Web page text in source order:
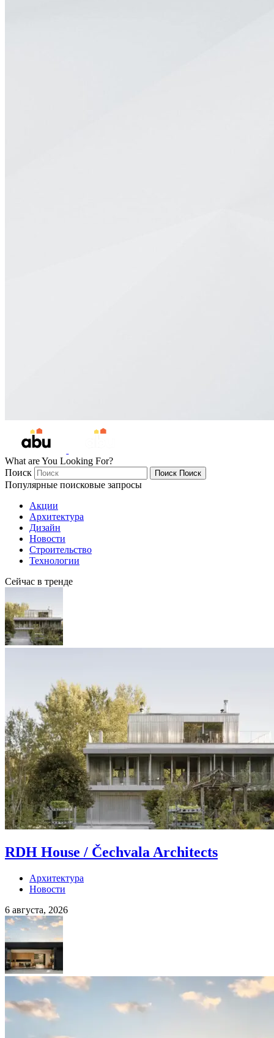
What are You Looking For?
Поиск
Поиск Поиск
Популярные поисковые запросы
Акции
Архитектура
Дизайн
Новости
Строительство
Технологии
Сейчас в тренде
RDH House / Čechvala Architects
Архитектура
Новости
6 августа, 2026